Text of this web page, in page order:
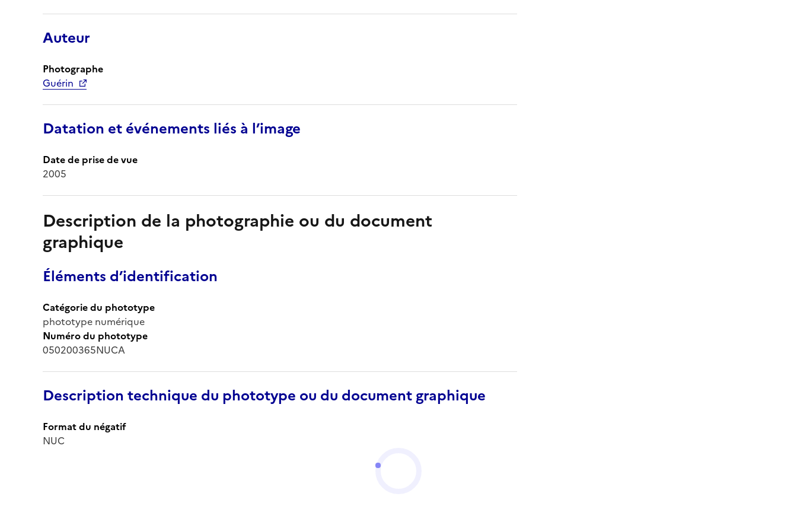
Auteur
Photographe
Guérin
Datation et événements liés à l’image
Date de prise de vue
2005
Description de la photographie ou du document
graphique
Éléments d’identification
Catégorie du phototype
phototype numérique
Numéro du phototype
050200365NUCA
Description technique du phototype ou du document graphique
Format du négatif
NUC